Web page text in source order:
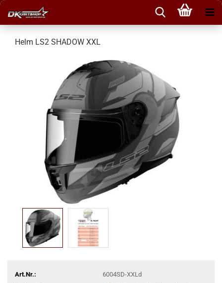
Helm LS2 SHADOW XXL
Art.Nr.:
6004SD-XXLd